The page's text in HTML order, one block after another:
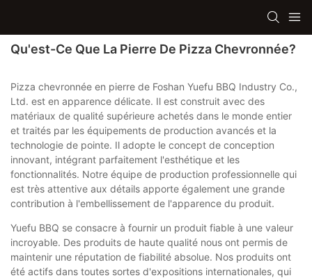
Qu'est-Ce Que La Pierre De Pizza Chevronnée?
Pizza chevronnée en pierre de Foshan Yuefu BBQ Industry Co.,
Ltd. est en apparence délicate. Il est construit avec des
matériaux de qualité supérieure achetés dans le monde entier
et traités par les équipements de production avancés et la
technologie de pointe. Il adopte le concept de conception
innovant, intégrant parfaitement l'esthétique et les
fonctionnalités. Notre équipe de production professionnelle qui
est très attentive aux détails apporte également une grande
contribution à l'embellissement de l'apparence du produit.
Yuefu BBQ se consacre à fournir un produit fiable à une valeur
incroyable. Des produits de haute qualité nous ont permis de
maintenir une réputation de fiabilité absolue. Nos produits ont
été actifs dans toutes sortes d'expositions internationales, qui